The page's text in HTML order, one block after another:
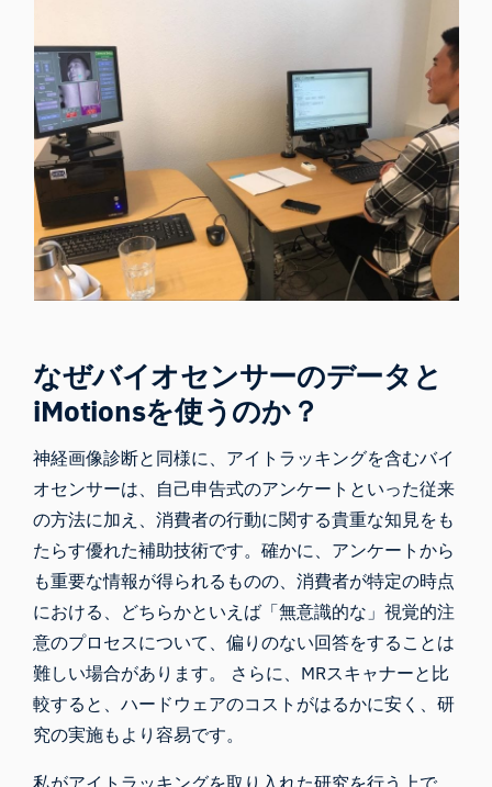
なぜバイオセンサーのデータと
iMotionsを使うのか？
神経画像診断と同様に、アイトラッキングを含むバイ
オセンサーは、自己申告式のアンケートといった従来
の方法に加え、消費者の行動に関する貴重な知見をも
たらす優れた補助技術です。確かに、アンケートから
も重要な情報が得られるものの、消費者が特定の時点
における、どちらかといえば「無意識的な」視覚的注
意のプロセスについて、偏りのない回答をすることは
難しい場合があります。 さらに、MRスキャナーと比
較すると、ハードウェアのコストがはるかに安く、研
究の実施もより容易です。